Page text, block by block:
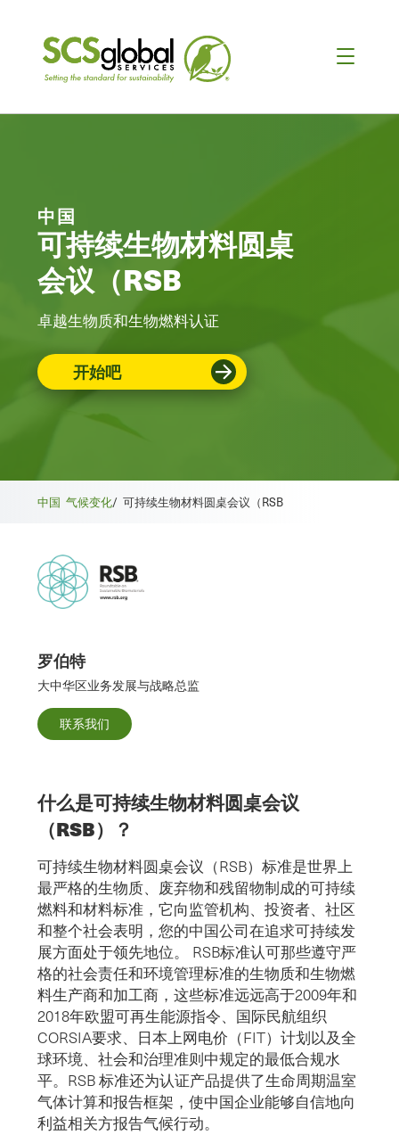
中国
可持续生物材料圆桌
会议（RSB
卓越生物质和生物燃料认证
开始吧
中国 气候变化/ 可持续生物材料圆桌会议（RSB
罗伯特
大中华区业务发展与战略总监
联系我们
什么是可持续生物材料圆桌会议
（RSB）？
可持续生物材料圆桌会议（RSB）标准是世界上
最严格的生物质、废弃物和残留物制成的可持续
燃料和材料标准，它向监管机构、投资者、社区
和整个社会表明，您的中国公司在追求可持续发
展方面处于领先地位。 RSB标准认可那些遵守严
格的社会责任和环境管理标准的生物质和生物燃
料生产商和加工商，这些标准远远高于2009年和
2018年欧盟可再生能源指令、国际民航组织
CORSIA要求、日本上网电价（FIT）计划以及全
球环境、社会和治理准则中规定的最低合规水
平。RSB 标准还为认证产品提供了生命周期温室
气体计算和报告框架，使中国企业能够自信地向
利益相关方报告气候行动。